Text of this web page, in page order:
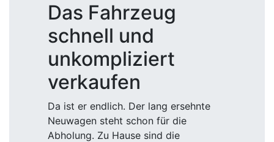
Das Fahrzeug
schnell und
unkompliziert
verkaufen
Da ist er endlich. Der lang ersehnte
Neuwagen steht schon für die
Abholung. Zu Hause sind die